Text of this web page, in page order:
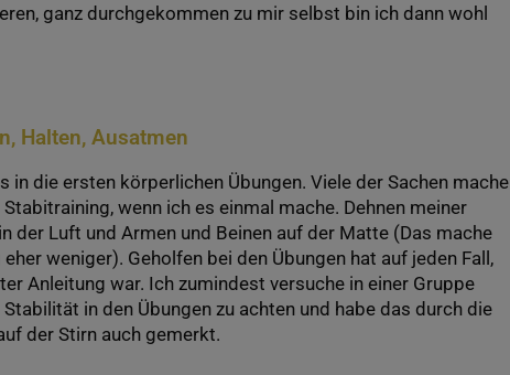
ganz durchgekommen zu mir selbst bin ich dann wohl
Halten, Ausatmen
in die ersten körperlichen Übungen. Viele der Sachen mache
wenn ich es einmal mache. Dehnen meiner
der Luft und Armen und Beinen auf der Matte (Das mache
weniger). Geholfen bei den Übungen hat auf jeden Fall,
Anleitung war. Ich zumindest versuche in einer Gruppe
in den Übungen zu achten und habe das durch die
der Stirn auch gemerkt.